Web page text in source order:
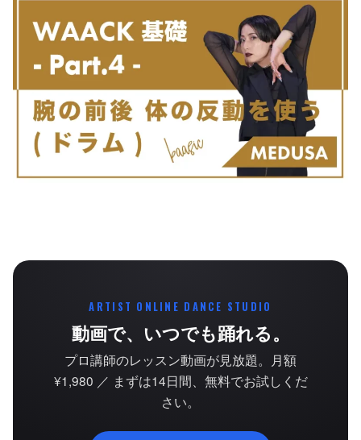
ARTIST ONLINE DANCE STUDIO
動画で、いつでも踊れる。
プロ講師のレッスン動画が見放題。月額
¥1,980 ／ まずは14日間、無料でお試しくだ
さい。